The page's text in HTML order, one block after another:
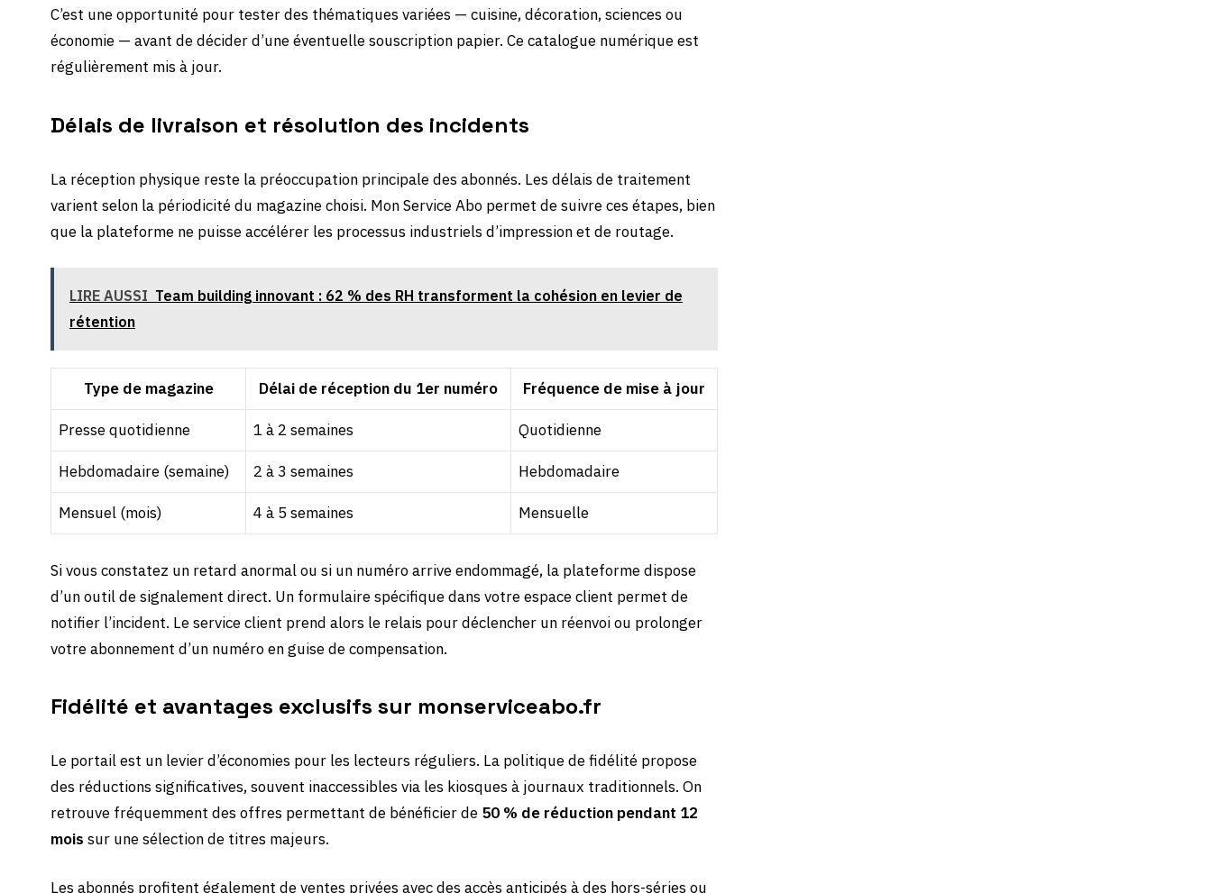
C’est une opportunité pour tester des thématiques variées — cuisine, décoration, sciences ou
économie — avant de décider d’une éventuelle souscription papier. Ce catalogue numérique est
régulièrement mis à jour.
Délais de livraison et résolution des incidents
La réception physique reste la préoccupation principale des abonnés. Les délais de traitement
varient selon la périodicité du magazine choisi. Mon Service Abo permet de suivre ces étapes, bien
que la plateforme ne puisse accélérer les processus industriels d’impression et de routage.
LIRE AUSSI Team building innovant : 62 % des RH transforment la cohésion en levier de
rétention
Type de magazine Délai de réception du 1er numéro Fréquence de mise à jour
Presse quotidienne 1 à 2 semaines Quotidienne
Hebdomadaire (semaine) 2 à 3 semaines Hebdomadaire
Mensuel (mois) 4 à 5 semaines Mensuelle
Si vous constatez un retard anormal ou si un numéro arrive endommagé, la plateforme dispose
d’un outil de signalement direct. Un formulaire spécifique dans votre espace client permet de
notifier l’incident. Le service client prend alors le relais pour déclencher un réenvoi ou prolonger
votre abonnement d’un numéro en guise de compensation.
Fidélité et avantages exclusifs sur monserviceabo.fr
Le portail est un levier d’économies pour les lecteurs réguliers. La politique de fidélité propose
des réductions significatives, souvent inaccessibles via les kiosques à journaux traditionnels. On
retrouve fréquemment des offres permettant de bénéficier de 50 % de réduction pendant 12
mois sur une sélection de titres majeurs.
Les abonnés profitent également de ventes privées avec des accès anticipés à des hors-séries ou